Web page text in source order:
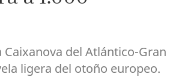
Caixanova del Atlántico-Gran
ligera del otoño europeo.